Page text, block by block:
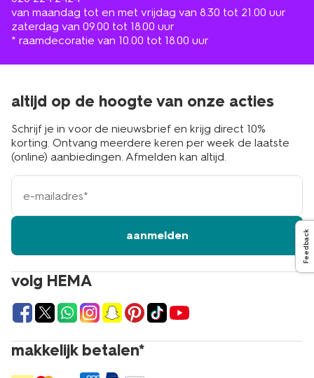
van maandag tot en met vrijdag van 8.30 tot 21.00 uur
zaterdag van 09.00 tot 18.00 uur
* raamdecoratie van 10.00 tot 18.00 uur
volg HEMA
makkelijk betalen*
altijd op de hoogte van onze acties
Schrijf je in voor de nieuwsbrief en krijg direct 10%
korting. Ontvang meerdere keren per week de laatste
(online) aanbiedingen. Afmelden kan altijd.
e-
mailadres
aanmelden Feedback